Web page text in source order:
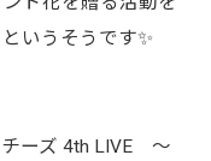
いうそうです✨
チーズ 4th LIVE 〜